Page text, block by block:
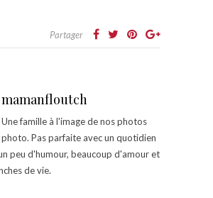
Partager
mamanfloutch
Une famille à l'image de nos photos
photo. Pas parfaite avec un quotidien
peu d'humour, beaucoup d'amour et
de vie.